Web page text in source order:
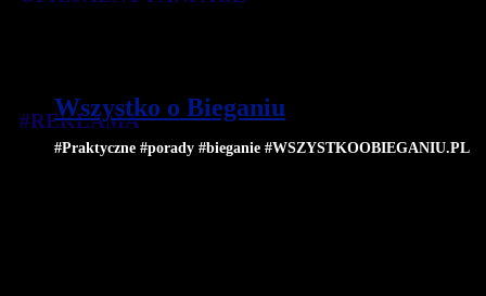
Wszystko o Bieganiu
#Praktyczne #porady #bieganie #WSZYSTKOOBIEGANIU.PL
#REKLAMA